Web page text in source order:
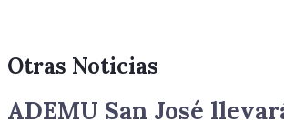
Otras Noticias
ADEMU San José